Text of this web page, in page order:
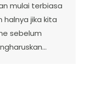
mulai terbiasa
halnya jika kita
sebelum